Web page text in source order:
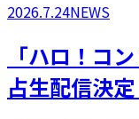
2026.7.24NEWS
「ハロ！コ
占生配信決定